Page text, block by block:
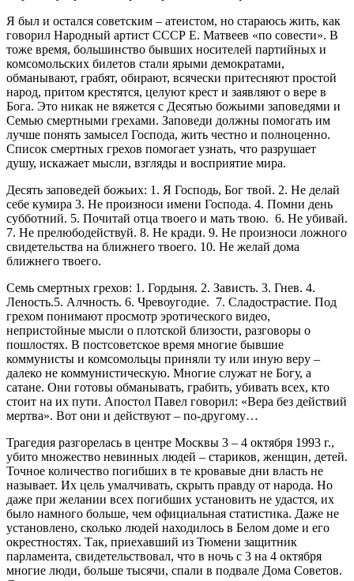
Я был и остался советским – атеистом, но стараюсь жить, как
говорил Народный артист СССР Е. Матвеев «по совести». В
тоже время, большинство бывших носителей партийных и
комсомольских билетов стали ярыми демократами,
обманывают, грабят, обирают, всячески притесняют простой
народ, притом крестятся, целуют крест и заявляют о вере в
Бога. Это никак не вяжется с Десятью божьими заповедями и
Семью смертными грехами. Заповеди должны помогать им
лучше понять замысел Господа, жить честно и полноценно.
Список смертных грехов помогает узнать, что разрушает
душу, искажает мысли, взгляды и восприятие мира.
Десять заповедей божьих: 1. Я Господь, Бог твой. 2. Не делай
себе кумира 3. Не произноси имени Господа. 4. Помни день
субботний. 5. Почитай отца твоего и мать твою. 6. Не убивай.
7. Не прелюбодействуй. 8. Не кради. 9. Не произноси ложного
свидетельства на ближнего твоего. 10. Не желай дома
ближнего твоего.
Семь смертных грехов: 1. Гордыня. 2. Зависть. 3. Гнев. 4.
Леность.5. Алчность. 6. Чревоугодие. 7. Сладострастие. Под
грехом понимают просмотр эротического видео,
непристойные мысли о плотской близости, разговоры о
пошлостях. В постсоветское время многие бывшие
коммунисты и комсомольцы приняли ту или иную веру –
далеко не коммунистическую. Многие служат не Богу, а
сатане. Они готовы обманывать, грабить, убивать всех, кто
стоит на их пути. Апостол Павел говорил: «Вера без действий
мертва». Вот они и действуют – по-другому…
Трагедия разгорелась в центре Москвы 3 – 4 октября 1993 г.,
убито множество невинных людей – стариков, женщин, детей.
Точное количество погибших в те кровавые дни власть не
называет. Их цель умалчивать, скрыть правду от народа. Но
даже при желании всех погибших установить не удастся, их
было намного больше, чем официальная статистика. Даже не
установлено, сколько людей находилось в Белом доме и его
окрестностях. Так, приехавший из Тюмени защитник
парламента, свидетельствовал, что в ночь с 3 на 4 октября
многие люди, больше тысячи, спали в подвале Дома Советов.